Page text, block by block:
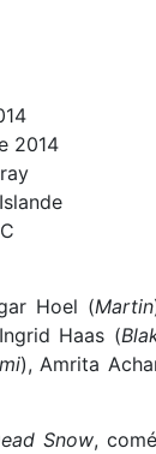
2014
Hoel (Martin
Haas (
), Amrita
Snow,